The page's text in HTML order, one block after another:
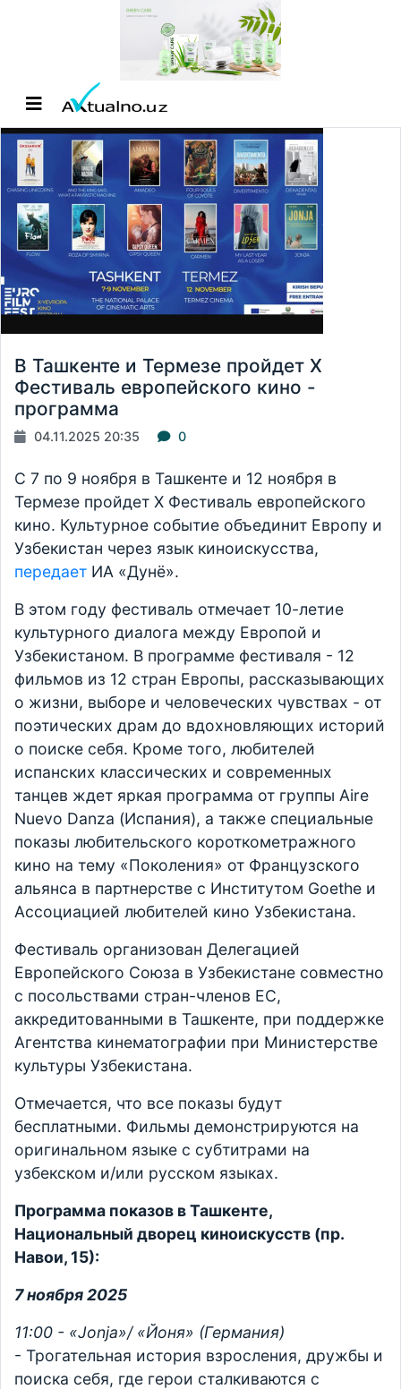
В Ташкенте и Термезе пройдет X
Фестиваль европейского кино -
программа
04.11.2025 20:35 0
С 7 по 9 ноября в Ташкенте и 12 ноября в
Термезе пройдет X Фестиваль европейского
кино. Культурное событие объединит Европу и
Узбекистан через язык киноискусства,
передает ИА «Дунё».
В этом году фестиваль отмечает 10-летие
культурного диалога между Европой и
Узбекистаном. В программе фестиваля - 12
фильмов из 12 стран Европы, рассказывающих
о жизни, выборе и человеческих чувствах - от
поэтических драм до вдохновляющих историй
о поиске себя. Кроме того, любителей
испанских классических и современных
танцев ждет яркая программа от группы Aire
Nuevo Danza (Испания), а также специальные
показы любительского короткометражного
кино на тему «Поколения» от Французского
альянса в партнерстве с Институтом Goethe и
Ассоциацией любителей кино Узбекистана.
Фестиваль организован Делегацией
Европейского Союза в Узбекистане совместно
с посольствами стран-членов ЕС,
аккредитованными в Ташкенте, при поддержке
Агентства кинематографии при Министерстве
культуры Узбекистана.
Отмечается, что все показы будут
бесплатными. Фильмы демонстрируются на
оригинальном языке с субтитрами на
узбекском и/или русском языках.
Программа показов в Ташкенте,
Национальный дворец киноискусств (пр.
Навои, 15):
7 ноября 2025
11:00 - «Jonja»/ «Йоня» (Германия)
- Трогательная история взросления, дружбы и
поиска себя, где герои сталкиваются с